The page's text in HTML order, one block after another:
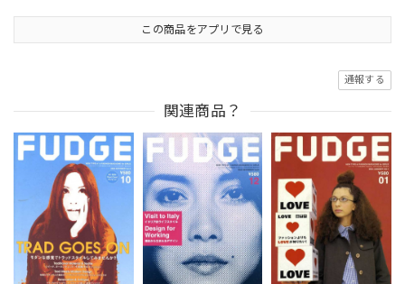
この商品をアプリで見る
通報する
関連商品？